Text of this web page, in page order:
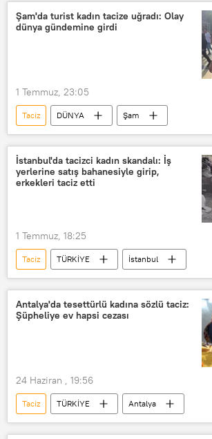
Cinsel taciz
Bipolar bozukluk
Şam'da turist kadın tacize uğradı: Olay
dünya gündemine girdi
1 Temmuz, 23:05
Taciz DÜNYA
Şam
Suriye İçişleri Bakanlığı
Cinsel taciz
Kadına yönelik taciz
Sözlü taciz
Turist
yabancı turist
İstanbul'da tacizci kadın skandalı: İş
yerlerine satış bahanesiyle girip,
erkekleri taciz etti
1 Temmuz, 18:25
Taciz TÜRKİYE
İstanbul
Ümraniye
Bayrampaşa
Cinsel taciz
Sözlü taciz
erkek modellere cinsel taciz
Antalya'da tesettürlü kadına sözlü taciz:
Şüpheliye ev hapsi cezası
24 Haziran , 19:56
Taciz TÜRKİYE
Antalya
Sözlü taciz
Cinsel taciz